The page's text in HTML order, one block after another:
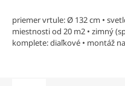
4,6
z
5
priemer vrtule: Ø 132 cm •
miestnosti od 20 m2 • zimný
komplete: diaľkové • montáž